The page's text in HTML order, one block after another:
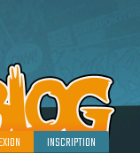
INSCRIPTION